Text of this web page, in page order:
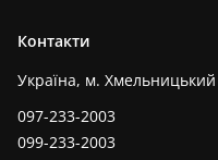
Контакти
Україна, м. Хмельницький
097-233-2003
099-233-2003